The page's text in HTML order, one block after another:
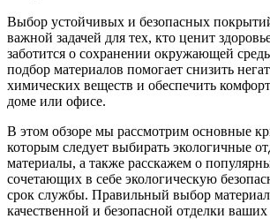
Выбор устойчивых и безопасных
важной задачей для тех, кто ценит
заботится о сохранении окружающей
подбор материалов помогает снизить
химических веществ и обеспечить
доме или офисе.
В этом обзоре мы рассмотрим основные
которым следует выбирать экологичные
материалы, а также расскажем о
сочетающих в себе экологическую
срок службы. Правильный выбор
качественной и безопасной отделки